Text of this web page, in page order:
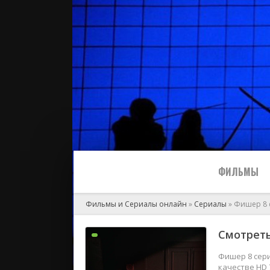
ФИЛЬМЫ
2024
Фильмы и Сериалы онлайн » Сериалы » Фишер 8
Фишер 8
качестве